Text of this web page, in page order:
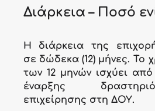
Διάρκεια – Ποσό
Η διάρκεια της
σε δώδεκα (12) μήνες. Το
των 12 μηνών ισχύει
έναρξης
επιχείρησης στη ΔΟΥ.